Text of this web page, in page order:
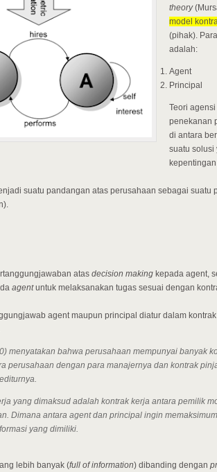
theory
model
(pihak).
adalah:
Agent
Principal
Teori
penekanan
di antara
suatu solusi
suatu pandangan atas perusahaan sebagai suatu
atas decision making kepada agent,
agentuntuk melaksanakan tugas sesuai dengan
agent maupun principal diatur dalam
menyatakan bahwa perusahaan mempunyai banyak
perusahaan dengan para manajernya dan kontrak
yang dimaksud adalah kontrak kerja antara pemilik
Dimana antara agentdan principal ingin
yang dimiliki.
lebih banyak (full of information) dibanding dengan